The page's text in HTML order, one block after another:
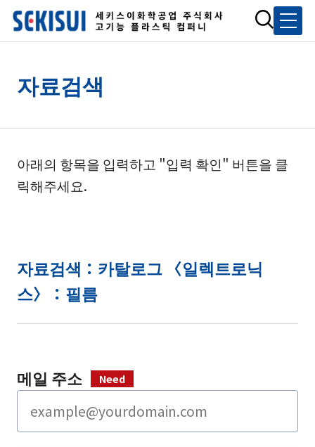
자료검색
아래의 항목을 입력하고 "입력 확인" 버튼을 클
릭해주세요.
자료검색：카탈로그 〈일렉트로닉
스〉：필름
메일 주소